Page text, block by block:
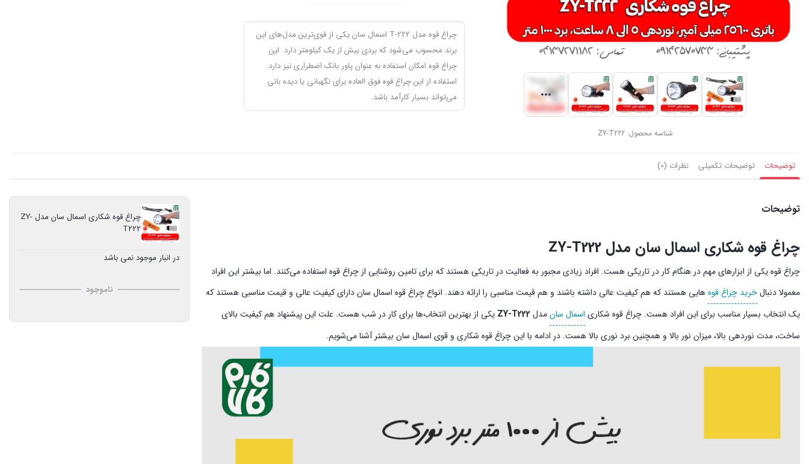
شناسه محصول: ZY-T222
چراغ قوه مدل T-222 اسمال سان یکی از قوی‌ترین مدل‌های این
برند محسوب می‌شود که بردی بیش از یک کیلومتر دارد. این
چراغ قوه امکان استفاده به عنوان پاور بانک اضطراری نیز دارد.
استفاده از این چراغ قوه فوق العاده برای نگهبانی یا دیده بانی
می‌تواند بسیار کارآمد باشد.
توضیحات توضیحات تکمیلی نظرات (0)
توضیحات
چراغ قوه شکاری اسمال سان مدل ZY-T222
چراغ قوه یکی از ابزارهای مهم در هنگام کار در تاریکی هست. افراد زیادی مجبور به فعالیت در تاریکی هستند که برای تامین روشنایی از چراغ قوه استفاده می‌کنند. اما بیشتر این افراد
معمولا دنبالخرید چراغ قوه‌هایی هستند که هم کیفیت عالی داشته باشند و هم قیمت مناسبی را ارائه دهند. انواع چراغ قوه اسمال سان دارای کیفیت عالی و قیمت مناسبی هستند که
یک انتخاب بسیار مناسب برای این افراد هست. چراغ قوه شکاری اسمال سانمدل ZY-T222 یکی از بهترین انتخاب‌ها برای کار در شب هست. علت این پیشنهاد هم کیفیت بالای
ساخت، مدت نوردهی بالا، میزان نور بالا و همچنین برد نوری بالا هست. در ادامه با این چراغ قوه شکاری و قوی اسمال سان بیشتر آشنا می‌شویم.
چراغ قوه شکاری اسمال سان مدل ZY-
T222
در انبار موجود نمی باشد
ناموجود